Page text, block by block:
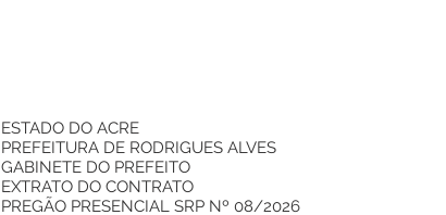
ESTADO DO ACRE
PREFEITURA DE RODRIGUES ALVES
GABINETE DO PREFEITO
EXTRATO DO CONTRATO
PREGÃO PRESENCIAL SRP Nº 08/2026